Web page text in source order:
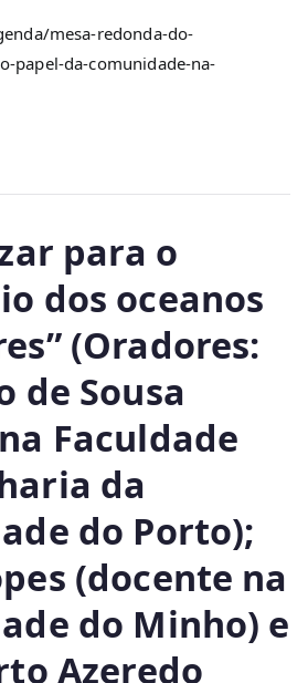
mesa-redonda-do-
papel-da-comunidade-na-
para o
dos oceanos
(Oradores:
de Sousa
Faculdade
da
do Porto);
(docente na
do Minho) e
Azeredo